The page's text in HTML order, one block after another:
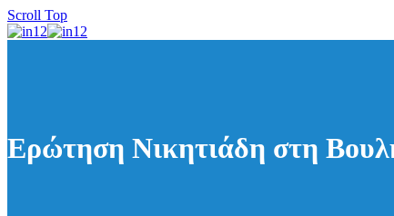
Scroll Top
Ερώτηση Νικητιάδη στη